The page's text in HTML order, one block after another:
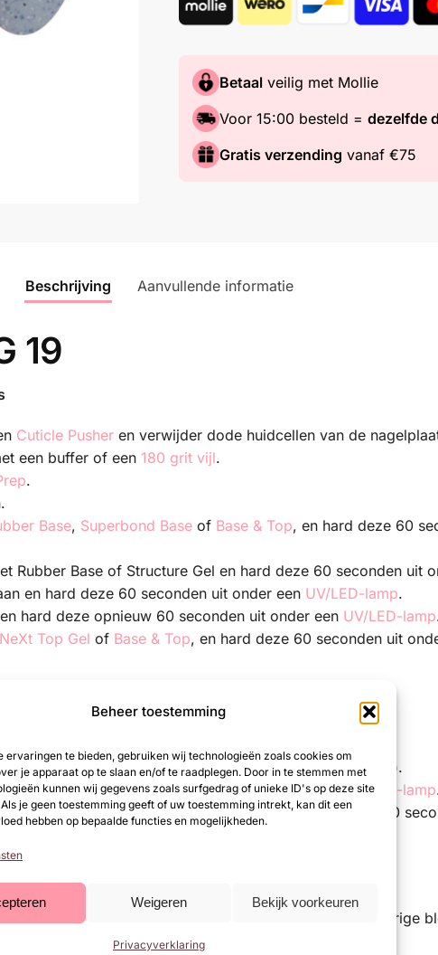
Beheer toestemming
ervaringen te bieden, gebruiken wij technologieën zoals cookies om
je apparaat op te slaan en/of te raadplegen. Door in te stemmen met
kunnen wij gegevens zoals surfgedrag of unieke ID's op deze site
je geen toestemming geeft of uw toestemming intrekt, kan dit een
hebben op bepaalde functies en mogelijkheden.
Weigeren Bekijk voorkeuren
Privacyverklaring
Betaalveilig met Mollie
Voor 15:00 besteld = dezelfde
Gratis verzending vanaf €75
Beschrijving Aanvullende informatie
19
Cuticle Pusheren verwijder dode huidcellen van de
een buffer of een 180 grit vijl.
.
Base, Superbond Baseof Base & Top, en hard deze 60
Rubber Base of Structure Gel en hard deze 60 seconden uit
en hard deze 60 seconden uit onder een UV/LED-lamp.
hard deze opnieuw 60 seconden uit onder een UV/LED-lamp
NeXt Top Gel of Base & Top, en hard deze 60 seconden uit
vijl ze in de gewenste vorm.
en hard deze 60 seconden uit onder eenUV/LED-lamp.
hard deze opnieuw 60 seconden uit onder eenUV/LED-lamp
Two Top Gel,High ShineofSparkle Top, en hard deze 60
zomermaanden lichte verkleuring optreden door langdurige
Gel kan hierbij invloed hebben.